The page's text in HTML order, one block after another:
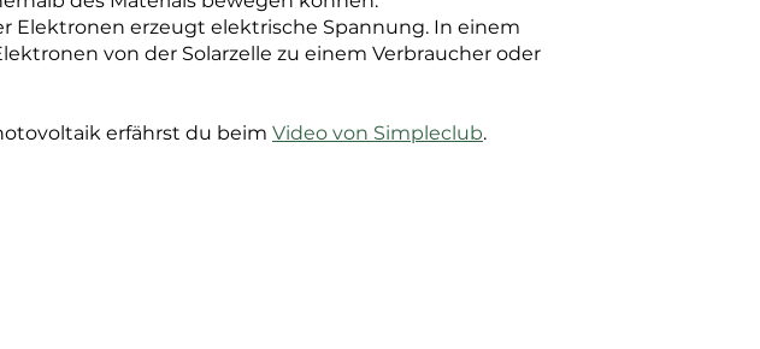
Elektronen erzeugt elektrische Spannung. In einem
von der Solarzelle zu einem Verbraucher oder
erfährst du beim Video von Simpleclub.